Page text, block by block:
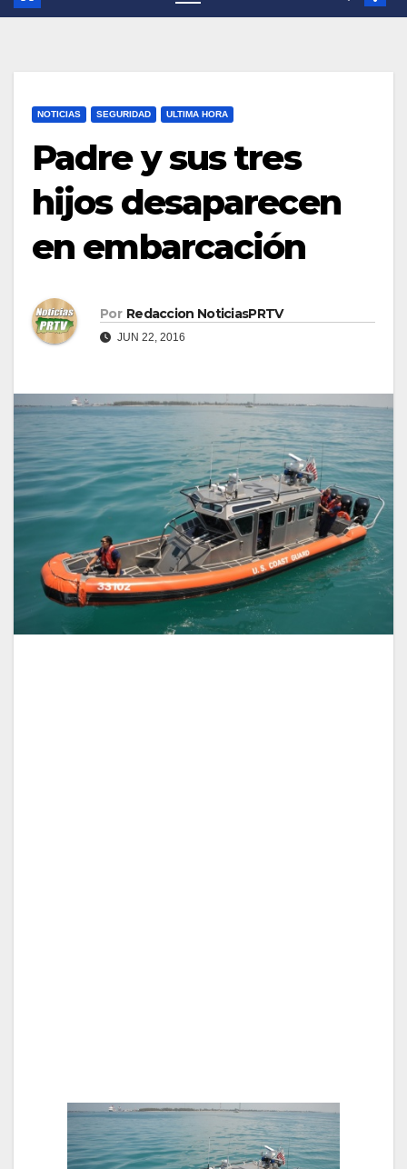
NOTICIAS SEGURIDAD ULTIMA HORA
Padre y sus tres
hijos desaparecen
en embarcación
Por Redaccion NoticiasPRTV
JUN 22, 2016